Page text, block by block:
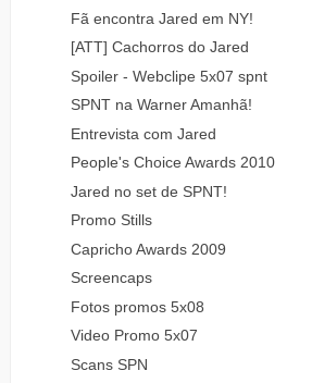
Fã encontra Jared em NY!
[ATT] Cachorros do Jared
Spoiler - Webclipe 5x07 spnt
SPNT na Warner Amanhã!
Entrevista com Jared
People's Choice Awards 2010
Jared no set de SPNT!
Promo Stills
Capricho Awards 2009
Screencaps
Fotos promos 5x08
Video Promo 5x07
Scans SPN